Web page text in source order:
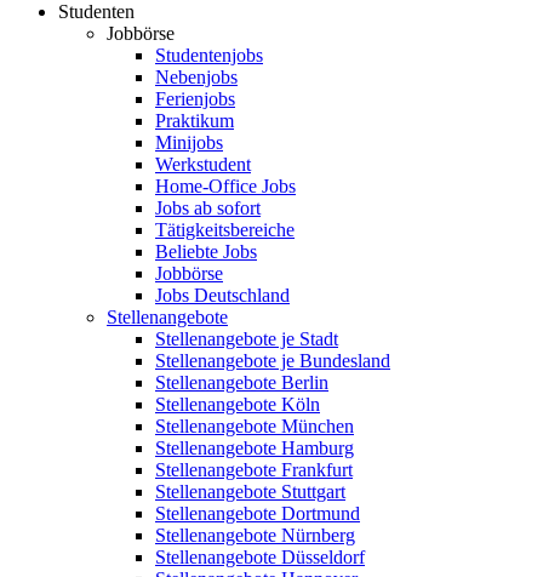
Studenten
Jobbörse
Studentenjobs
Nebenjobs
Ferienjobs
Praktikum
Minijobs
Werkstudent
Home-Office Jobs
Jobs ab sofort
Tätigkeitsbereiche
Beliebte Jobs
Jobbörse
Jobs Deutschland
Stellenangebote
Stellenangebote je Stadt
Stellenangebote je Bundesland
Stellenangebote Berlin
Stellenangebote Köln
Stellenangebote München
Stellenangebote Hamburg
Stellenangebote Frankfurt
Stellenangebote Stuttgart
Stellenangebote Dortmund
Stellenangebote Nürnberg
Stellenangebote Düsseldorf